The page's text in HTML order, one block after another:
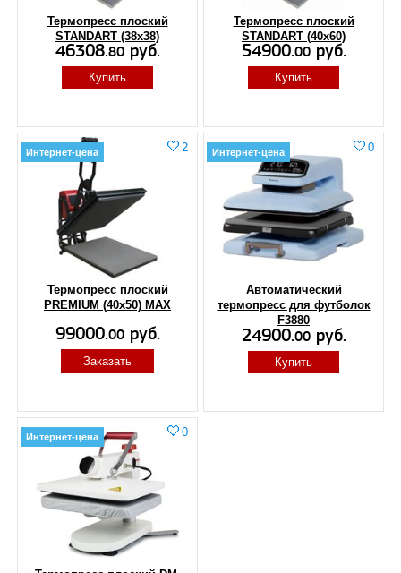
Термопресс плоский
STANDART (38x38)
46308.80руб.
Купить
Термопресс плоский
STANDART (40x60)
54900.00руб.
Купить
Термопресс плоский
PREMIUM (40x50) MAX
2
Интернет-цена
99000.00руб.
Заказать
Автоматический
термопресс для футболок
F3880
0
Интернет-цена
24900.00руб.
Купить
0
Интернет-цена